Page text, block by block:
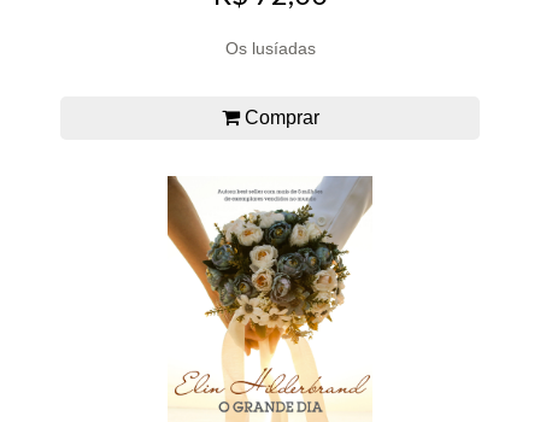
Os lusíadas
Comprar